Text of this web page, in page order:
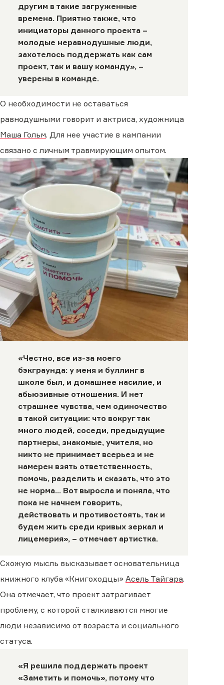
другим в такие загруженные
времена. Приятно также, что
инициаторы данного проекта −
молодые неравнодушные люди,
захотелось поддержать как сам
проект, так и вашу команду», −
уверены в команде.
О необходимости не оставаться
равнодушными говорит и актриса, художница
Маша Гольм. Для нее участие в кампании
связано с личным травмирующим опытом.
«Честно, все из-за моего
бэкграунда: у меня и буллинг в
школе был, и домашнее насилие, и
абьюзивные отношения. И нет
страшнее чувства, чем одиночество
в такой ситуации: что вокруг так
много людей, соседи, предыдущие
партнеры, знакомые, учителя, но
никто не принимает всерьез и не
намерен взять ответственность,
помочь, разделить и сказать, что это
не норма... Вот выросла и поняла, что
пока не начнем говорить,
действовать и противостоять, так и
будем жить среди кривых зеркал и
лицемерия», − отмечает артистка.
Схожую мысль высказывает основательница
книжного клуба «Книгоходцы» Асель Тайгара.
Она отмечает, что проект затрагивает
проблему, с которой сталкиваются многие
люди независимо от возраста и социального
статуса.
«Я решила поддержать проект
«Заметить и помочь», потому что